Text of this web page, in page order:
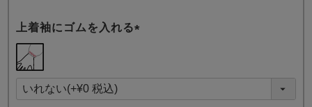
上着袖にゴムを入れる
須
)